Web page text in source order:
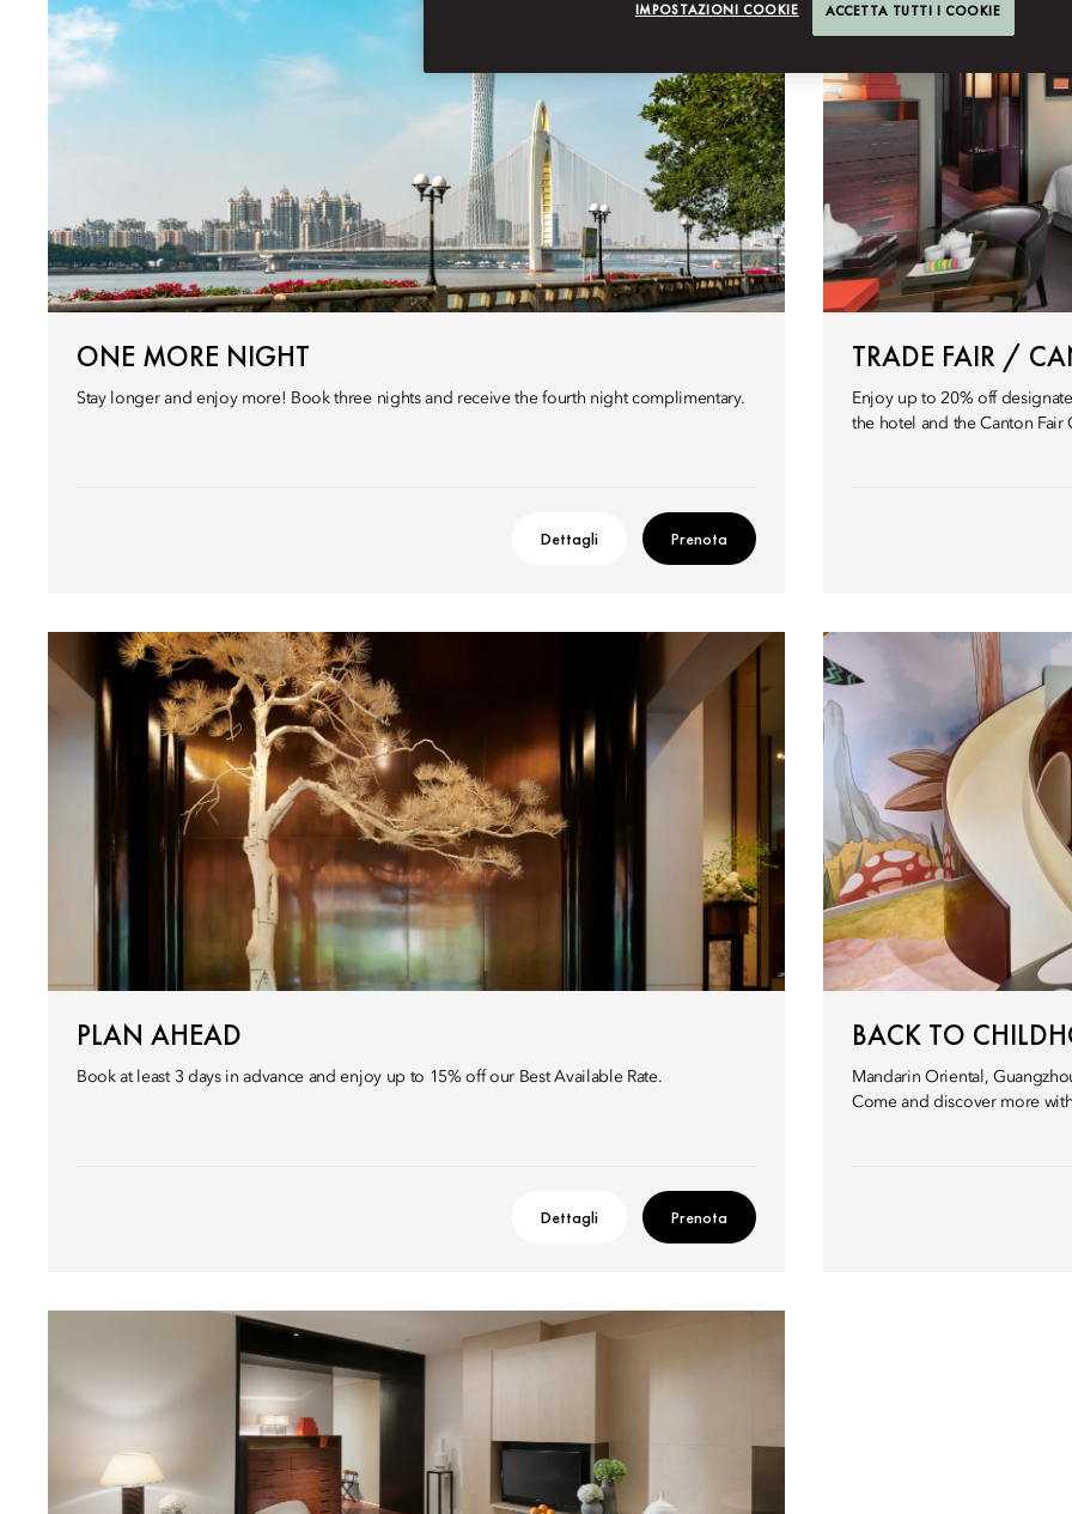
ONE MORE NIGHT
Stay longer and enjoy more! Book three nights and receive the fourth night complimentary.
Dettagli Prenota
TRADE FAIR /
Enjoy up to 20% off
the hotel and the Canton
PLAN AHEAD
Book at least 3 days in advance and enjoy up to 15% off our Best Available Rate.
Dettagli Prenota
BACK TO
Mandarin Oriental,
Come and discover more
IMPOSTAZIONI COOKIE ACCETTA TUTTI I COOKIE